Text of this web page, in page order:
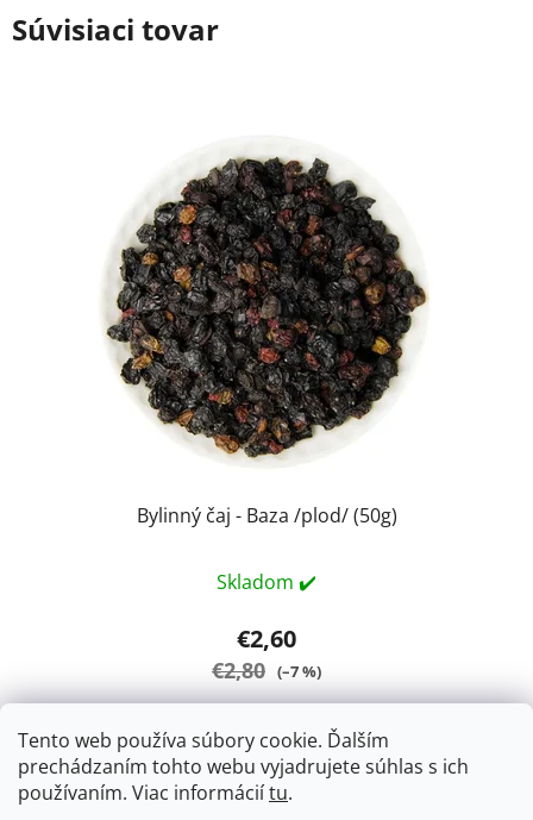
Tento web používa súbory cookie. Ďalším
prechádzaním tohto webu vyjadrujete súhlas s ich
používaním. Viac informáciítu.
Súvisiaci tovar
Bylinný čaj - Baza /plod/ (50g)
Skladom ✔️
€2,60
€2,80 (–7 %)
DO KOŠÍKA